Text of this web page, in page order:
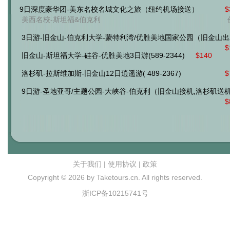
9日深度豪华团-美东名校名城文化之旅（纽约机场接送）
美西名校-斯坦福&伯克利
3日游-旧金山-伯克利大学-蒙特利湾/优胜美地国家公园（旧金山
旧金山-斯坦福大学-硅谷-优胜美地3日游(589-2344)
$140
洛杉矶-拉斯维加斯-旧金山12日逍遥游( 489-2367)
9日游-圣地亚哥/主题公园-大峡谷-伯克利（旧金山接机,洛杉矶送
关于我们 | 使用协议 | 政策
Copyright © 2026 by Taketours.cn. All rights reserved.
浙ICP备10215741号